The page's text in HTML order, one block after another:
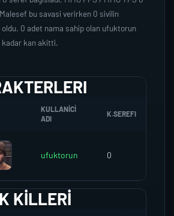
bu savasi verirken 0 sivilin
0 adet nama sahip olan ufuktorun
kadar kan akitti.
KULLANICI
ADI
K.SEREFI
ufuktorun 0
KILLERI